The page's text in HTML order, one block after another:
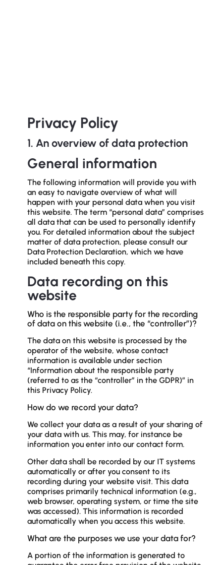
Privacy Policy
1. An overview of data protection
General information
The following information will provide you with
an easy to navigate overview of what will
happen with your personal data when you visit
this website. The term “personal data” comprises
all data that can be used to personally identify
you. For detailed information about the subject
matter of data protection, please consult our
Data Protection Declaration, which we have
included beneath this copy.
Data recording on this
website
Who is the responsible party for the recording
of data on this website (i.e., the “controller”)?
The data on this website is processed by the
operator of the website, whose contact
information is available under section
“Information about the responsible party
(referred to as the “controller” in the GDPR)” in
this Privacy Policy.
How do we record your data?
We collect your data as a result of your sharing of
your data with us. This may, for instance be
information you enter into our contact form.
Other data shall be recorded by our IT systems
automatically or after you consent to its
recording during your website visit. This data
comprises primarily technical information (e.g.,
web browser, operating system, or time the site
was accessed). This information is recorded
automatically when you access this website.
What are the purposes we use your data for?
A portion of the information is generated to